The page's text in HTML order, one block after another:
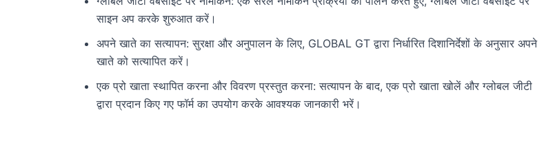
साइन अप करके शुरुआत करें।
अपने खाते का सत्यापन: सुरक्षा और अनुपालन के लिए, GLOBAL GT द्वारा निर्धारित दिशानिर्देशों के अनुसार अपने
खाते को सत्यापित करें।
एक प्रो खाता स्थापित करना और विवरण प्रस्तुत करना: सत्यापन के बाद, एक प्रो खाता खोलें और ग्लोबल जीटी
द्वारा प्रदान किए गए फॉर्म का उपयोग करके आवश्यक जानकारी भरें।